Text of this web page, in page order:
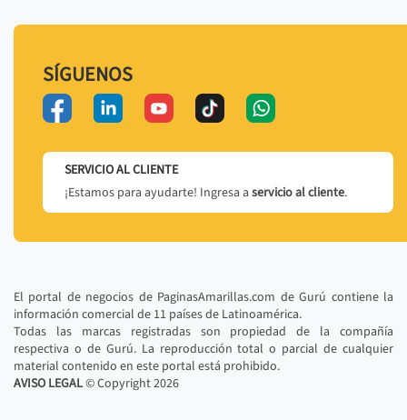
SÍGUENOS
SERVICIO AL CLIENTE
¡Estamos para ayudarte! Ingresa a servicio al cliente.
El portal de negocios de PaginasAmarillas.com de Gurú contiene la
información comercial de 11 países de Latinoamérica.
Todas las marcas registradas son propiedad de la compañía
respectiva o de Gurú. La reproducción total o parcial de cualquier
material contenido en este portal está prohibido.
AVISO LEGAL© Copyright2026